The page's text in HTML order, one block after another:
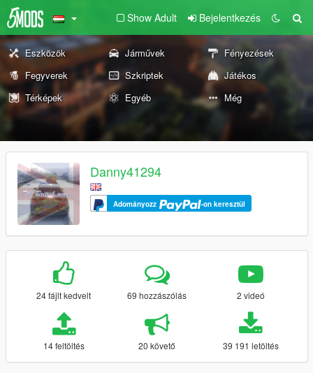
Show Adult Bejelentkezés
Eszközök Járművek
Fényezések
Fegyverek
Szkriptek
Játékos
Térképek
Egyéb Még
Danny41294
Adományozz -on keresztül
24 fájlt kedvelt 69 hozzászólás 2 videó
14 feltöltés 20 követő 39 191 letöltés